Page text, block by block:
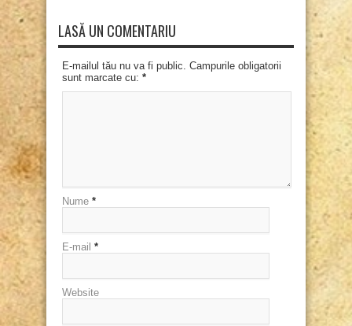
LASĂ UN COMENTARIU
E-mailul tău nu va fi public. Campurile obligatorii
sunt marcate cu: *
Nume *
E-mail *
Website